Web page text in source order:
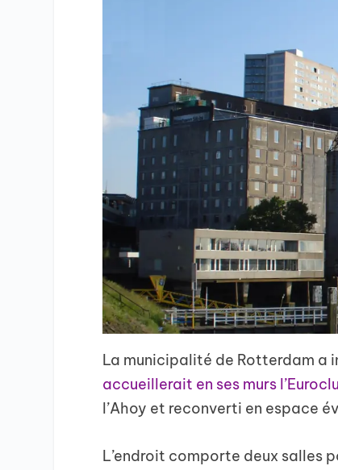
La municipalité de Rotterdam a
accueillerait en ses murs
l’Ahoy et reconverti en espace
L’endroit comporte deux salles